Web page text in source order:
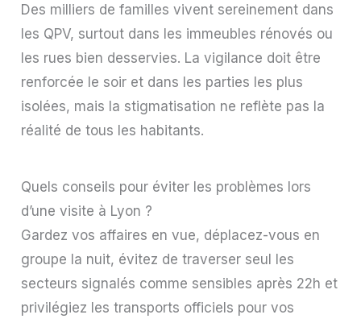
Des milliers de familles vivent sereinement dans
les QPV, surtout dans les immeubles rénovés ou
les rues bien desservies. La vigilance doit être
renforcée le soir et dans les parties les plus
isolées, mais la stigmatisation ne reflète pas la
réalité de tous les habitants.
Quels conseils pour éviter les problèmes lors
d’une visite à Lyon ?
Gardez vos affaires en vue, déplacez-vous en
groupe la nuit, évitez de traverser seul les
secteurs signalés comme sensibles après 22h et
privilégiez les transports officiels pour vos